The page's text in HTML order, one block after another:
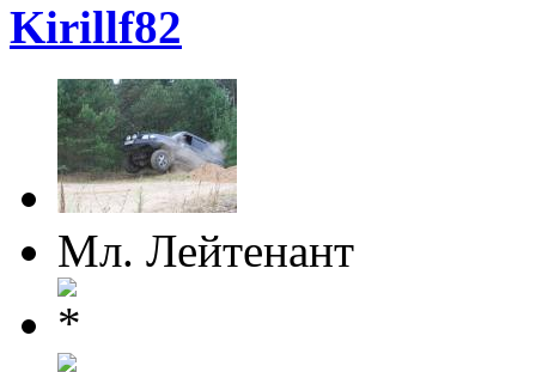
Kirillf82
Мл. Лейтенант